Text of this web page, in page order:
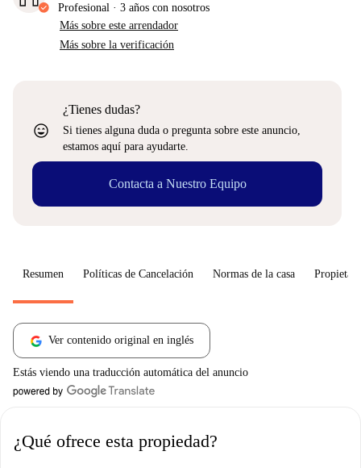
Profesional · 3 años con nosotros
Más sobre este arrendador
Más sobre la verificación
sentiment_very_satisfied
¿Tienes dudas?
Si tienes alguna duda o pregunta sobre este anuncio,
estamos aquí para ayudarte.
Contacta a Nuestro Equipo
Resumen Políticas de Cancelación Normas de la casa
Ver contenido original en inglés
Estás viendo una traducción automática del anuncio
¿Qué ofrece esta propiedad?